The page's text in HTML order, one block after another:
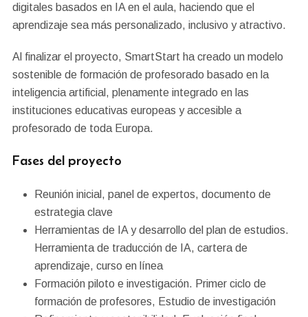
digitales basados en IA en el aula, haciendo que el
aprendizaje sea más personalizado, inclusivo y atractivo.
Al finalizar el proyecto, SmartStart ha creado un modelo
sostenible de formación de profesorado basado en la
inteligencia artificial, plenamente integrado en las
instituciones educativas europeas y accesible a
profesorado de toda Europa.
Fases del proyecto
Reunión inicial, panel de expertos, documento de
estrategia clave
Herramientas de IA y desarrollo del plan de estudios.
Herramienta de traducción de IA, cartera de
aprendizaje, curso en línea
Formación piloto e investigación. Primer ciclo de
formación de profesores, Estudio de investigación